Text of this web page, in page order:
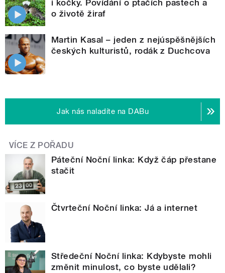
i kočky. Povídání o ptačích pastech a
o životě žiraf
Martin Kasal – jeden z nejúspěšnějších
českých kulturistů, rodák z Duchcova
Jak nás naladíte na DABu
VÍCE Z POŘADU
Páteční Noční linka: Když čáp přestane
stačit
Čtvrteční Noční linka: Já a internet
Středeční Noční linka: Kdybyste mohli
změnit minulost, co byste udělali?